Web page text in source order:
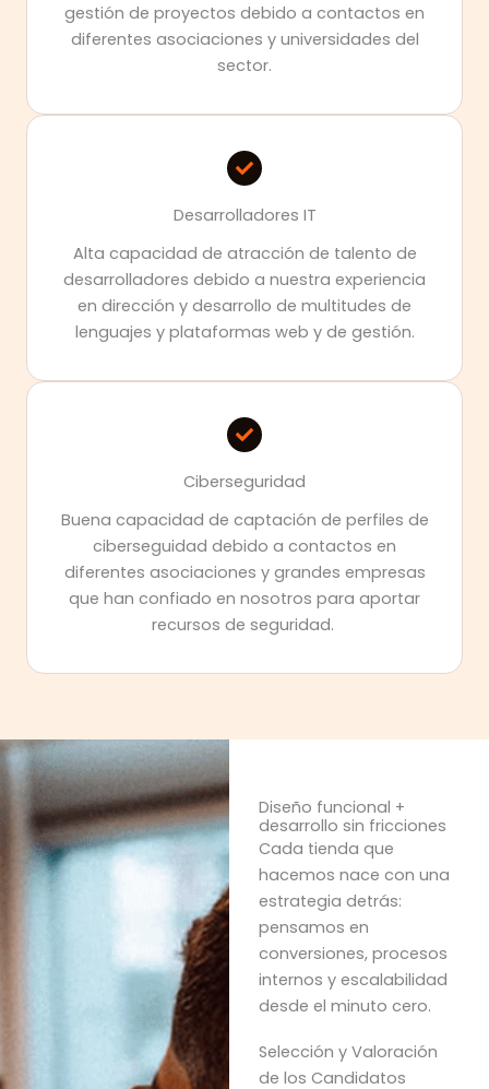
gestión de proyectos debido a contactos en
diferentes asociaciones y universidades del
sector.
Desarrolladores IT
Alta capacidad de atracción de talento de
desarrolladores debido a nuestra experiencia
en dirección y desarrollo de multitudes de
lenguajes y plataformas web y de gestión.
Ciberseguridad
Buena capacidad de captación de perfiles de
ciberseguidad debido a contactos en
diferentes asociaciones y grandes empresas
que han confiado en nosotros para aportar
recursos de seguridad.
Diseño funcional +
desarrollo sin fricciones
Cada tienda que
hacemos nace con una
estrategia detrás:
pensamos en
conversiones, procesos
internos y escalabilidad
desde el minuto cero.
Selección y Valoración
de los Candidatos